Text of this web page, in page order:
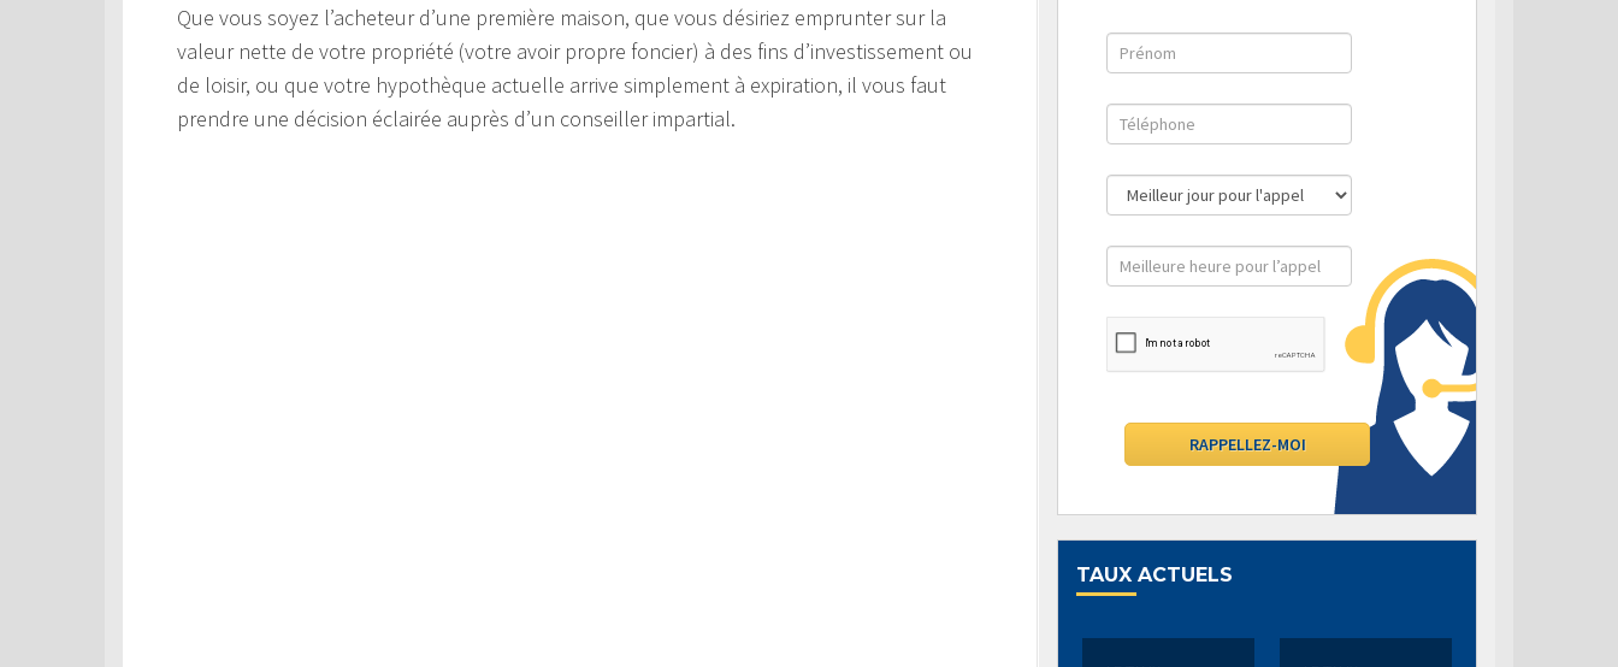
Que vous soyez l’acheteur d’une première maison, que vous désiriez emprunter sur la
valeur nette de votre propriété (votre avoir propre foncier) à des fins d’investissement ou
de loisir, ou que votre hypothèque actuelle arrive simplement à expiration, il vous faut
prendre une décision éclairée auprès d’un conseiller impartial.
TAUX ACTUELS